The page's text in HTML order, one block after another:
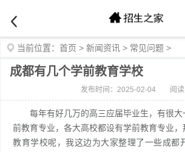
当前位置： 首页 > 新闻资讯 > 常见问题 >
成都有几个学前教育学校
发布时间：2025-02-04 阅读
每年有好几万的高三应届毕业生，有很大
前教育专业，各大高校都设有学前教育专业
教育学校呢，我这边为大家整理了一些成都